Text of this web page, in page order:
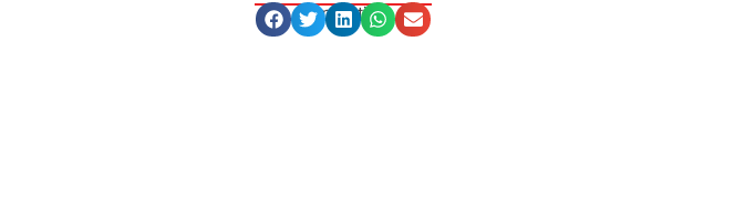
Compartilhe